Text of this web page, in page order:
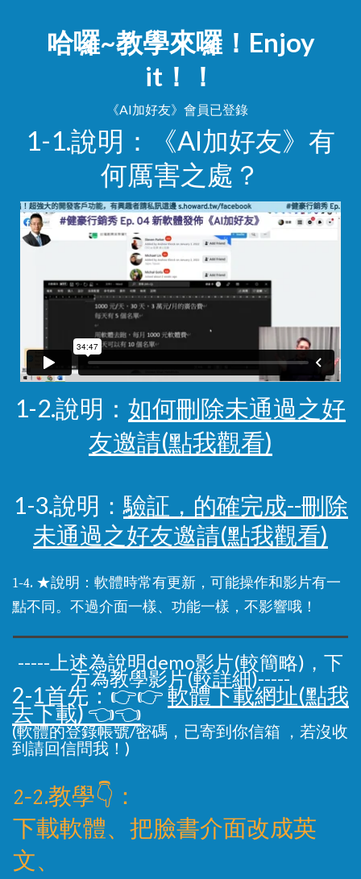
哈囉~教學來囉！Enjoy
it！！
《AI加好友》會員已登錄
1-1.說明：《AI加好友》有
何厲害之處？
1-2.說明： 如何刪除未通過之好
友邀請(點我觀看)
1-3.說明： 驗証，的確完成--刪除
未通過之好友邀請(點我觀看)
1-4. ★說明：軟體時常有更新，可能操作和影片有一
點不同。不過介面一樣、功能一樣，不影響哦！
-----上述為說明demo影片(較簡略)，下
方為教學影片(較詳細)-----
2-1首先：👉👉軟體下載網址(點我
去下載) 👈👈
(軟體的登錄帳號/密碼，已寄到你信箱 ，若沒收
到請回信問我！)
2-2.教學👇：
下載軟體、把臉書介面改成英
文、